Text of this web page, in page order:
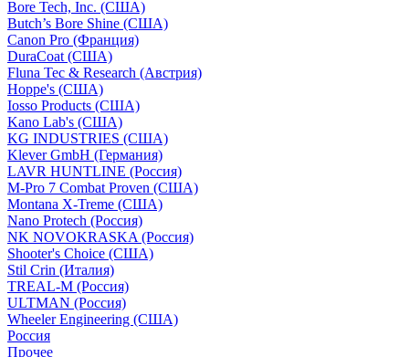
Bore Tech, Inc. (США)
Butch’s Bore Shine (СШA)
Canon Pro (Франция)
DuraCoat (США)
Fluna Tec & Research (Австрия)
Hoppe's (США)
Iosso Products (США)
Kano Lab's (США)
KG INDUSTRIES (США)
Klever GmbH (Германия)
LAVR HUNTLINE (Россия)
M-Pro 7 Combat Proven (СШA)
Montana X-Treme (США)
Nano Protech (Россия)
NK NOVOKRASKA (Россия)
Shooter's Choice (СШA)
Stil Crin (Италия)
TREAL-M (Россия)
ULTMAN (Россия)
Wheeler Engineering (СШA)
Россия
Прочее